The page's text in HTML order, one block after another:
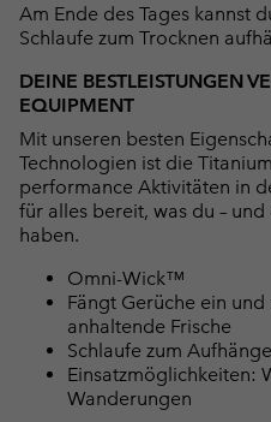
Am Ende des Tages kannst
Schlaufe zum Trocknen
DEINE BESTLEISTUNGEN
EQUIPMENT
Mit unseren besten
Technologien ist die
performance Aktivitäten in
für alles bereit, was du –
haben.
Omni-Wick™
Fängt Gerüche ein
anhaltende Frische
Schlaufe zum
Einsatzmöglichkeiten:
Wanderungen